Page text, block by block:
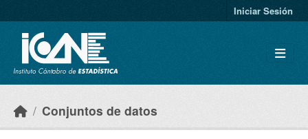
Iniciar Sesión
Conjuntos de datos